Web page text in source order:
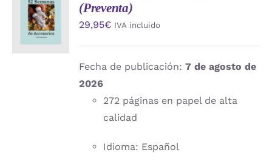
AL
CARRITO
/
DETALLES
(Preventa)
29,95€ IVA incluido
Fecha de publicación:7 de agosto de
2026
272 páginas en papel de alta
calidad
Idioma: Español